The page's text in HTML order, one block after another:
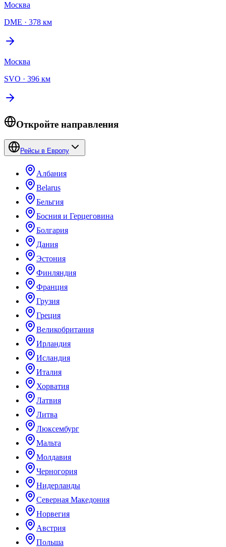
Москва
DME · 378 км
Москва
SVO · 396 км
Откройте направления
Рейсы в Европу
Албания
Belarus
Бельгия
Босния и Герцеговина
Болгария
Дания
Эстония
Финляндия
Франция
Грузия
Греция
Великобритания
Ирландия
Исландия
Италия
Хорватия
Латвия
Литва
Люксембург
Мальта
Молдавия
Черногория
Нидерланды
Северная Македония
Норвегия
Австрия
Польша